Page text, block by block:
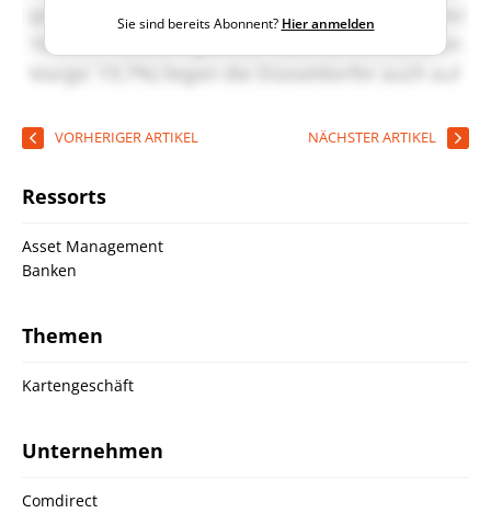
Sie sind bereits Abonnent? Hier anmelden
VORHERIGER ARTIKEL NÄCHSTER ARTIKEL
Ressorts
Asset Management
Banken
Themen
Kartengeschäft
Unternehmen
Comdirect